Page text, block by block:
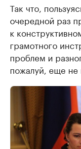
Так что,
очередной раз
к
грамотного
проблем и
пожалуй, еще не